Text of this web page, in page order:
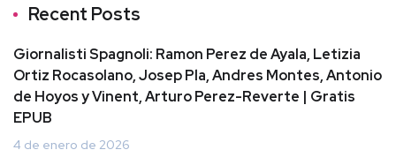
Recent Posts
Giornalisti Spagnoli: Ramon Perez de Ayala, Letizia
Ortiz Rocasolano, Josep Pla, Andres Montes, Antonio
de Hoyos y Vinent, Arturo Perez-Reverte | Gratis
EPUB
4 de enero de 2026